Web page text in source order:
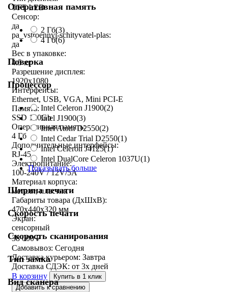
Оперативная память
2 Гб(3)
4 Гб(6)
Поверка
Процессор
Intel Celeron J1900(2)
Intel J1900(3)
Intel Atom D2550(2)
Intel Cedar Trial D2550(1)
Intel Celeron J4125(1)
Intel DualCore Celeron 1037U(1)
Показывать больше
Ширина печати
Скорость печати
Скорость сканирования
Тип замка
Вид сканера
TFT LED
Сенсор:
да
pa_vstroennyj-schityvatel-plas:
да
Вес в упаковке:
4.5 кг
Разрешение дисплея:
1920x1080
Интерфейсы:
Ethernet, USB, VGA, Mini PCI-E
Память:
SSD 120Gb
Оперативная память:
4 Гб
Дополнительные интерфейсы:
RJ-45
Электропитание:
100-240V / 12V/5A
Материал корпуса:
металл, пластик
Габариты товара (ДxШxВ):
470х440х320 мм
Экран:
сенсорный
38 000₽
Самовывоз: Сегодня
Доставка курьером: Завтра
Доставка СДЭК: от 3х дней
В корзину
Купить в 1 клик
Добавить к сравнению